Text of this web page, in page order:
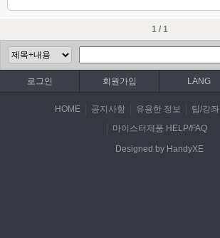
1 / 1
로그인 회원가입 LANG
HOME 공지사항 유용한 정보 팁/강좌
마이스터제품 HELP/FAQ
Designed by HandyXE